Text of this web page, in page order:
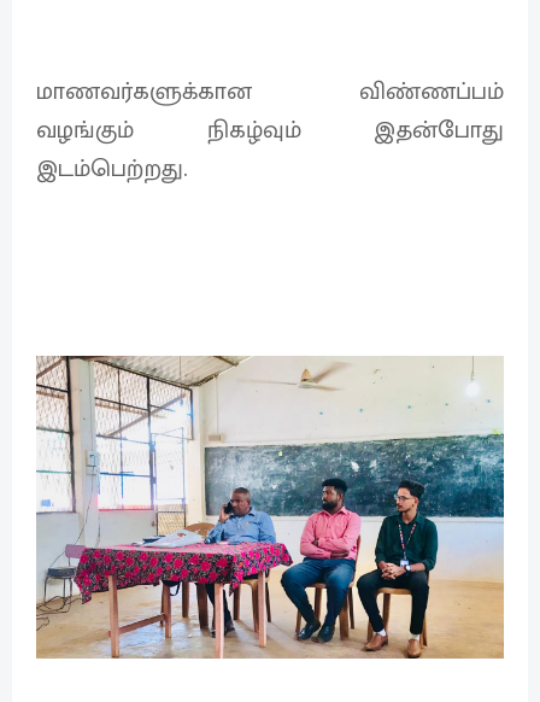
மாணவர்களுக்கான விண்ணப்பம்
வழங்கும் நிகழ்வும் இதன்போது
இடம்பெற்றது.